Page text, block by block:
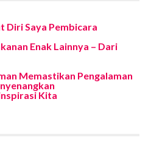
Diri Saya Pembicara
Enak Lainnya – Dari
Memastikan Pengalaman
Kita